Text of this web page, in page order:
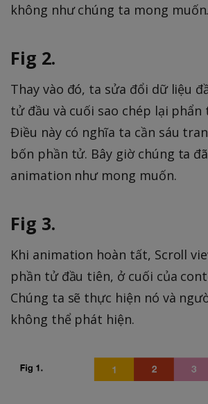
không như chúng ta mong muốn.
Fig 2.
Thay vào đó, ta sửa đổi dữ liệu
tử đầu và cuối sao chép lại phẩn
Điều này có nghĩa ta cần sáu
bốn phần tử. Bây giờ chúng ta
animation như mong muốn.
Fig 3.
Khi animation hoàn tất, Scroll
phần tử đầu tiên, ở cuối của
Chúng ta sẽ thực hiện nó và
không thể phát hiện.